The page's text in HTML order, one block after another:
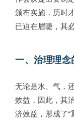
颁布实施，历时
已迫在眉睫，其
一、治理理念
无论是水、气，
效益，因此，其
济效益，形成了